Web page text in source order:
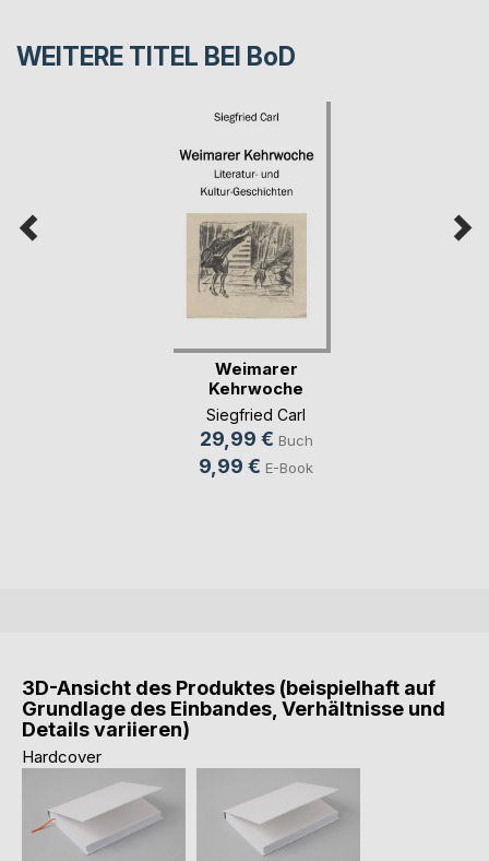
WEITERE TITEL BEI BoD
Weimarer
Kehrwoche
Siegfried Carl
29,99 € Buch
9,99 € E-Book
3D-Ansicht des Produktes (beispielhaft auf
Grundlage des Einbandes, Verhältnisse und
Details variieren)
Hardcover